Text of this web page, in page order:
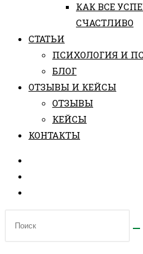
КАК ВСЕ
СЧАСТЛИВО
СТАТЬИ
ПCИХОЛОГИЯ И
БЛОГ
ОТЗЫВЫ И КЕЙСЫ
ОТЗЫВЫ
КЕЙСЫ
КОНТАКТЫ